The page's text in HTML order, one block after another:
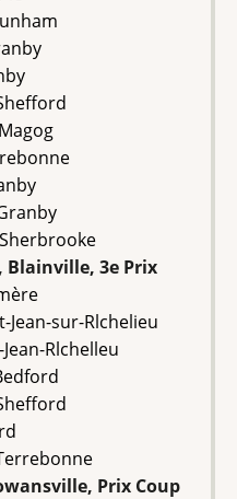
, Blainville, 3e Prix
Jean-sur-Rlchelieu
Jean-Rlchelleu
Prix Coup